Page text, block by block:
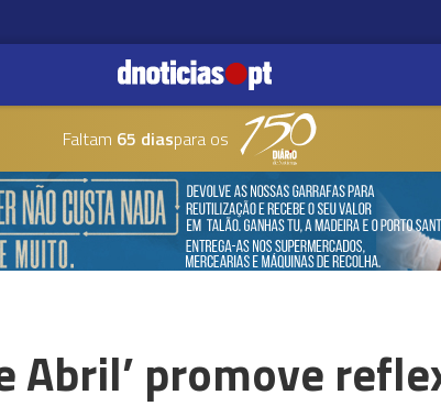
Faltam 65 diaspara os
Abril’ promove